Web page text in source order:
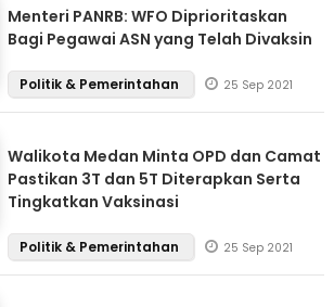
Menteri PANRB: WFO Diprioritaskan
Bagi Pegawai ASN yang Telah Divaksin
Politik & Pemerintahan 25 Sep 2021
Walikota Medan Minta OPD dan Camat
Pastikan 3T dan 5T Diterapkan Serta
Tingkatkan Vaksinasi
Politik & Pemerintahan 25 Sep 2021